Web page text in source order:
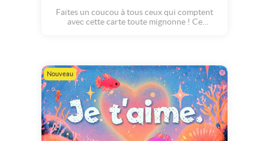
Faites un coucou à tous ceux qui comptent
avec cette carte toute mignonne ! Ce
TOI !"
Nouveau